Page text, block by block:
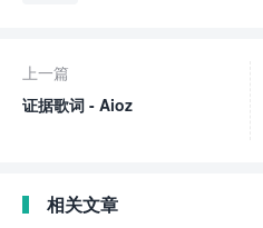
上一篇
证据歌词 - Aioz
相关文章